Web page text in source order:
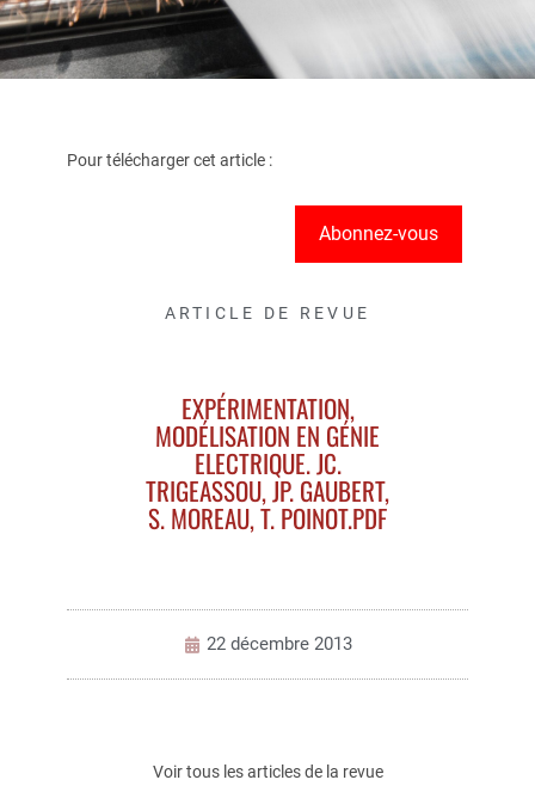
Pour télécharger cet article :
Abonnez-vous
ARTICLE DE REVUE
EXPÉRIMENTATION,
MODÉLISATION EN GÉNIE
ELECTRIQUE. JC.
TRIGEASSOU, JP. GAUBERT,
S. MOREAU, T. POINOT.PDF
22 décembre 2013
Voir tous les articles de la revue